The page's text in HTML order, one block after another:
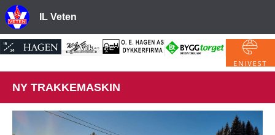
IL Veten
NY TRAKKEMASKIN